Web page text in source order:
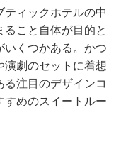
ィックホテルの中
こと自体が目的と
いくつかある。かつ
演劇のセットに着想
注目のデザインコ
すめのスイートルー